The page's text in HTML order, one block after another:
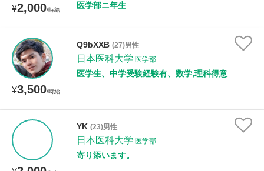
¥2,000/時給 医学部ニ年生
¥3,500/時給
Q9bXXB (27)男性
日本医科大学 医学部
医学生、中学受験経験有、数学,理科得意
YK (23)男性
日本医科大学 医学部
寄り添います。